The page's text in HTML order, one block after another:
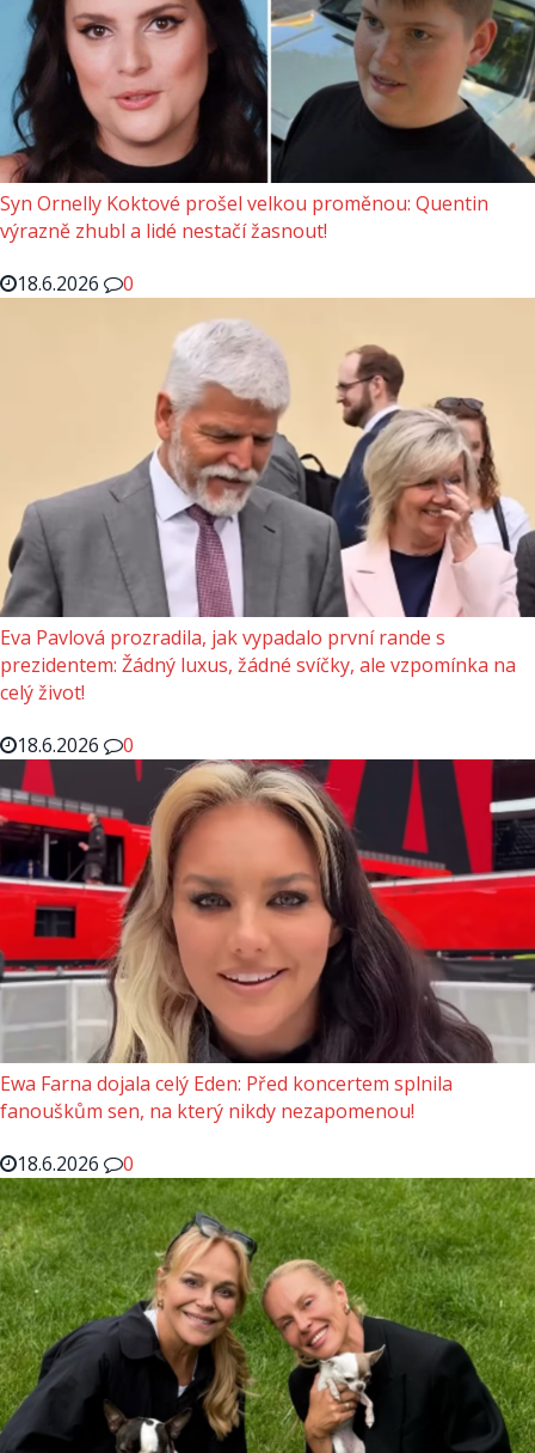
Syn Ornelly Koktové prošel velkou proměnou: Quentin
výrazně zhubl a lidé nestačí žasnout!
18.6.2026
0
Eva Pavlová prozradila, jak vypadalo první rande s
prezidentem: Žádný luxus, žádné svíčky, ale vzpomínka na
celý život!
18.6.2026
0
Ewa Farna dojala celý Eden: Před koncertem splnila
fanouškům sen, na který nikdy nezapomenou!
18.6.2026
0